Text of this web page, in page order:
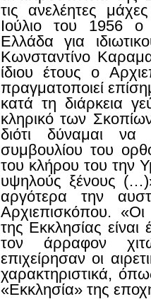
τις ανελέητες
Ιούλιο του 1956 ο
Ελλάδα για
Κωνσταντίνο
ίδιου έτους ο
πραγματοποιεί
κατά τη διάρκεια
κληρικό των
διότι δύναμαι να
συμβουλίου του
του κλήρου του την
υψηλούς ξένους
αργότερα την
Αρχιεπισκόπου.
της Εκκλησίας είναι
τον άρραφον
επιχείρησαν οι
χαρακτηριστικά,
«Εκκλησία» της